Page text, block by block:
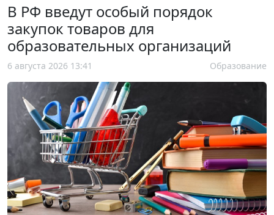
В РФ введут особый порядок
закупок товаров для
образовательных организаций
6 августа 2026 13:41 Образование